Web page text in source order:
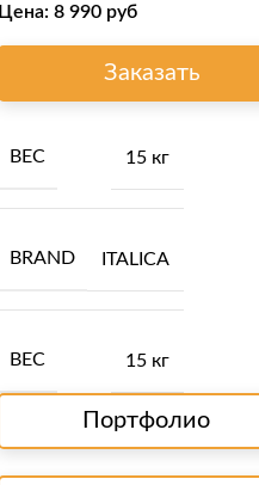
Цена: 8 990 руб
Заказать
ВЕС 15 кг
BRAND ITALICA
ВЕС 15 кг
Портфолио